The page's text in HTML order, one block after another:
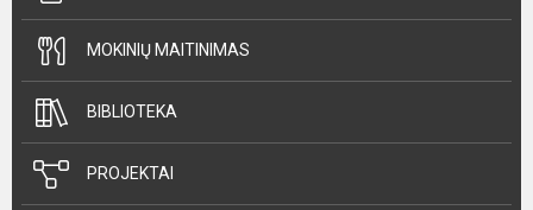
MOKINIŲ MAITINIMAS
BIBLIOTEKA
PROJEKTAI